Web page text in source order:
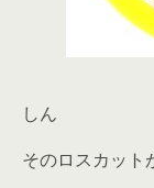
しん
そのロスカット